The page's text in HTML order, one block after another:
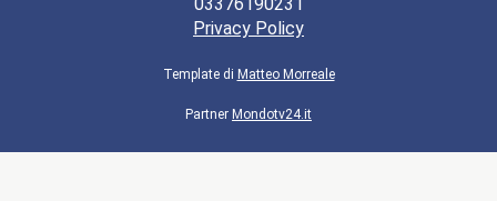
Privacy Policy
Template di Matteo Morreale
Partner Mondotv24.it